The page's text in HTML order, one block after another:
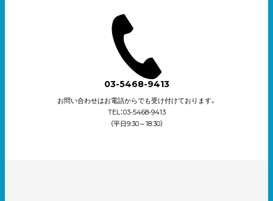
03-5468-9413
お問い合わせはお電話からでも受け付けております。
TEL：03-5468-9413
（平日9:30～18:30）